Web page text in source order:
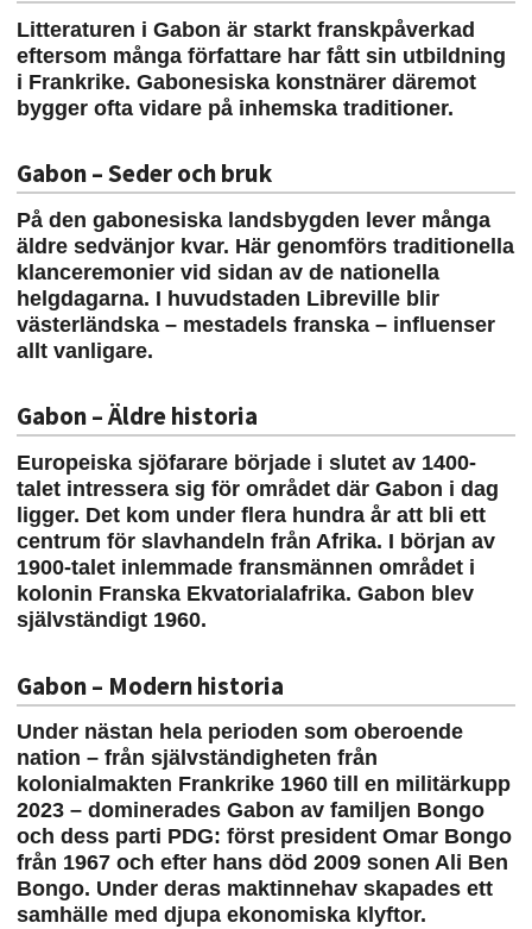
Litteraturen i Gabon är starkt franskpåverkad
eftersom många författare har fått sin utbildning
i Frankrike. Gabonesiska konstnärer däremot
bygger ofta vidare på inhemska traditioner.
Gabon – Seder och bruk
På den gabonesiska landsbygden lever många
äldre sedvänjor kvar. Här genomförs traditionella
klanceremonier vid sidan av de nationella
helgdagarna. I huvudstaden Libreville blir
västerländska – mestadels franska – influenser
allt vanligare.
Gabon – Äldre historia
Europeiska sjöfarare började i slutet av 1400-
talet intressera sig för området där Gabon i dag
ligger. Det kom under flera hundra år att bli ett
centrum för slavhandeln från Afrika. I början av
1900-talet inlemmade fransmännen området i
kolonin Franska Ekvatorialafrika. Gabon blev
självständigt 1960.
Gabon – Modern historia
Under nästan hela perioden som oberoende
nation – från självständigheten från
kolonialmakten Frankrike 1960 till en militärkupp
2023 – dominerades Gabon av familjen Bongo
och dess parti PDG: först president Omar Bongo
från 1967 och efter hans död 2009 sonen Ali Ben
Bongo. Under deras maktinnehav skapades ett
samhälle med djupa ekonomiska klyftor.